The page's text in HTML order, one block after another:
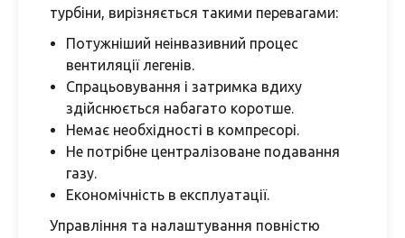
турбіни, вирізняється такими перевагами:
Потужніший неінвазивний процес
вентиляції легенів.
Спрацьовування і затримка вдиху
здійснюється набагато коротше.
Немає необхідності в компресорі.
Не потрібне централізоване подавання
газу.
Економічність в експлуатації.
Управління та налаштування повністю